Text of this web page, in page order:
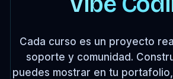
Cada curso es un proyecto
soporte y comunidad.
puedes mostrar en tu